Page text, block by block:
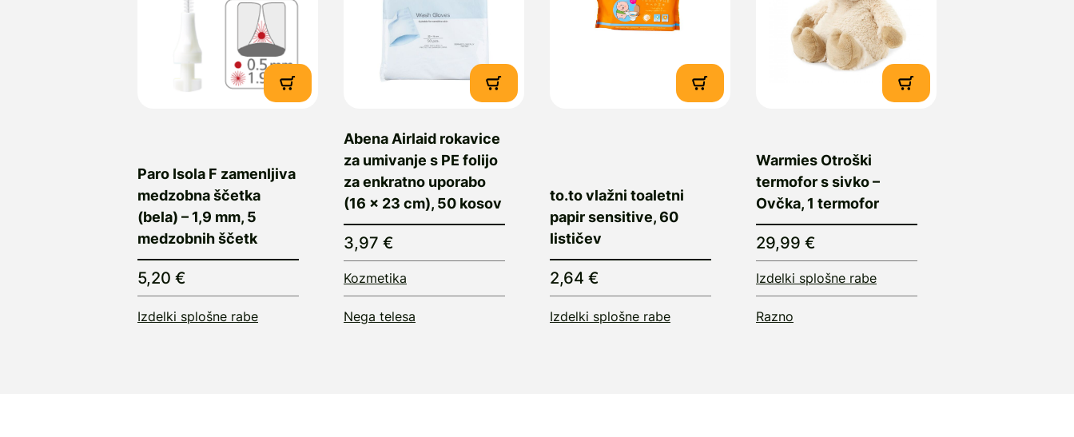
Paro Isola F zamenljiva
medzobna ščetka
(bela) – 1,9 mm, 5
medzobnih ščetk
5,20 €
Izdelki splošne rabe
Abena Airlaid rokavice
za umivanje s PE folijo
za enkratno uporabo
(16 x 23 cm), 50 kosov
3,97 €
Kozmetika
Nega telesa
to.to vlažni toaletni
papir sensitive, 60
lističev
2,64 €
Izdelki splošne rabe
Warmies Otroški
termofor s sivko –
Ovčka, 1 termofor
29,99 €
Izdelki splošne rabe
Razno